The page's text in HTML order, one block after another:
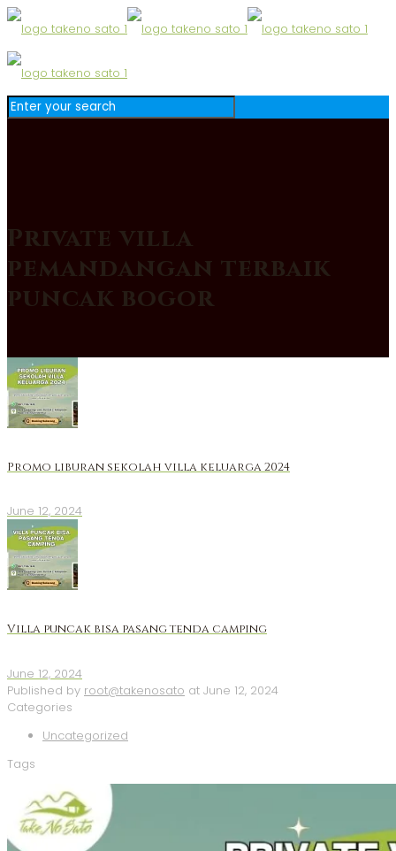
Private villa
pemandangan terbaik
puncak bogor
Promo liburan sekolah villa keluarga 2024
June 12, 2024
Villa puncak bisa pasang tenda camping
June 12, 2024
Published by root@takenosato at June 12, 2024
Categories
Uncategorized
Tags